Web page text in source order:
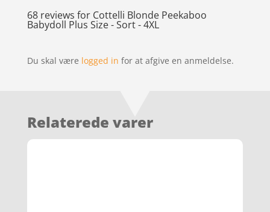
68 reviews for Cottelli Blonde Peekaboo
Babydoll Plus Size - Sort - 4XL
Du skal være logged in for at afgive en anmeldelse.
Relaterede varer